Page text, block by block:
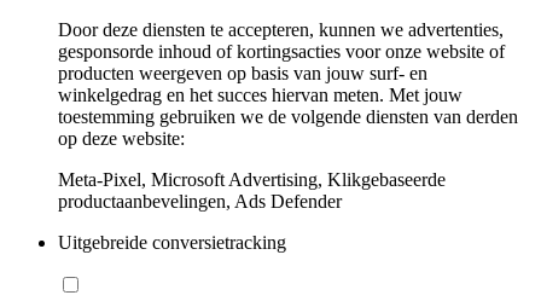
Door deze diensten te accepteren, kunnen we advertenties,
gesponsorde inhoud of kortingsacties voor onze website of
producten weergeven op basis van jouw surf- en
winkelgedrag en het succes hiervan meten. Met jouw
toestemming gebruiken we de volgende diensten van derden
op deze website:
Meta-Pixel, Microsoft Advertising, Klikgebaseerde
productaanbevelingen, Ads Defender
Uitgebreide conversietracking